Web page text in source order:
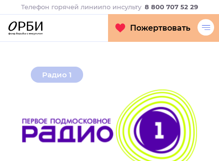
Телефон горячей линиипо инсульту 8 800 707 52 29
Пожертвовать
Радио 1